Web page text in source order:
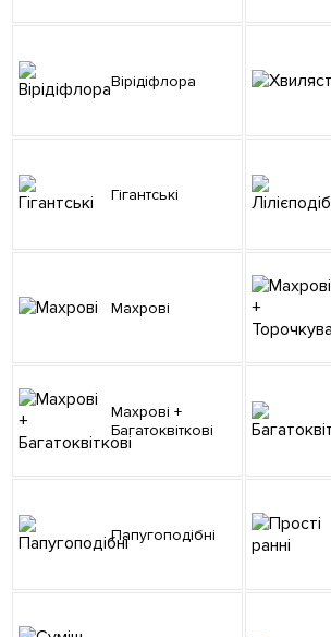
Вірідіфлора
Гігантські
Махрові
Махрові +
Багатоквіткові
Папугоподібні